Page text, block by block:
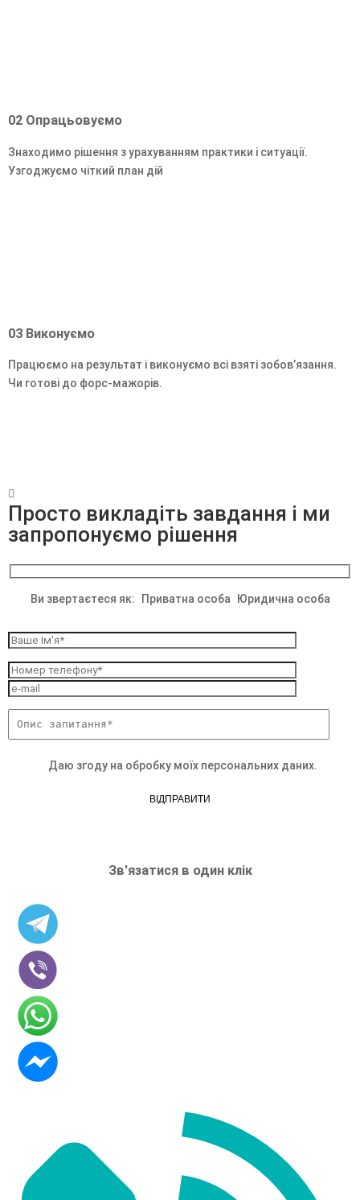
02 Опрацьовуємо
Знаходимо рішення з урахуванням практики і ситуації.
Узгоджуємо чіткий план дій
03 Виконуємо
Працюємо на результат і виконуємо всі взяті зобов’язання.
Чи готові до форс-мажорів.

Просто викладіть завдання і ми
запропонуємо рішення
Ви звертаєтеся як: Приватна особа Юридична особа
Даю згоду на обробку моїх персональних даних.
ВІДПРАВИТИ
Зв'язатися в один клік